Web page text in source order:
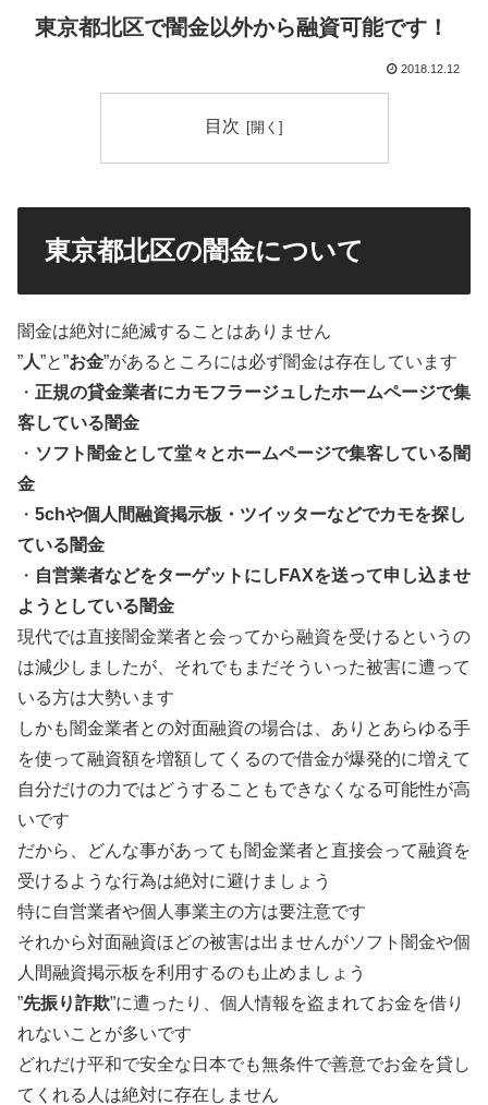
東京都北区で闇金以外から融資可能です！
2018.12.12
目次
東京都北区の闇金について
闇金は絶対に絶滅することはありません
”人”と”お金”があるところには必ず闇金は存在しています
・ 正規の貸金業者にカモフラージュしたホームページで集
客している闇金
・ ソフト闇金として堂々とホームページで集客している闇
金
・ 5chや個人間融資掲示板・ツイッターなどでカモを探し
ている闇金
・ 自営業者などをターゲットにしFAXを送って申し込ませ
ようとしている闇金
現代では直接闇金業者と会ってから融資を受けるというの
は減少しましたが、それでもまだそういった被害に遭って
いる方は大勢います
しかも闇金業者との対面融資の場合は、ありとあらゆる手
を使って融資額を増額してくるので借金が爆発的に増えて
自分だけの力ではどうすることもできなくなる可能性が高
いです
だから、どんな事があっても闇金業者と直接会って融資を
受けるような行為は絶対に避けましょう
特に自営業者や個人事業主の方は要注意です
それから対面融資ほどの被害は出ませんがソフト闇金や個
人間融資掲示板を利用するのも止めましょう
”先振り詐欺”に遭ったり、個人情報を盗まれてお金を借り
れないことが多いです
どれだけ平和で安全な日本でも無条件で善意でお金を貸し
てくれる人は絶対に存在しません